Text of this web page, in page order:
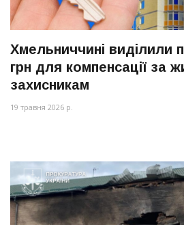
Хмельниччині виділили
грн для компенсації за
захисникам
19 травня 2026 р.